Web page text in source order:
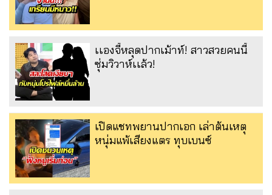
เเองจี้หลุดปากเม้าท์! สาวสวยคนนี้
ซุ่มวิวาห์เเล้ว!
เปิดแชทพยานปากเอก เล่าต้นเหตุ
หนุ่มแพ้เสียงแตร ทุบเบนซ์